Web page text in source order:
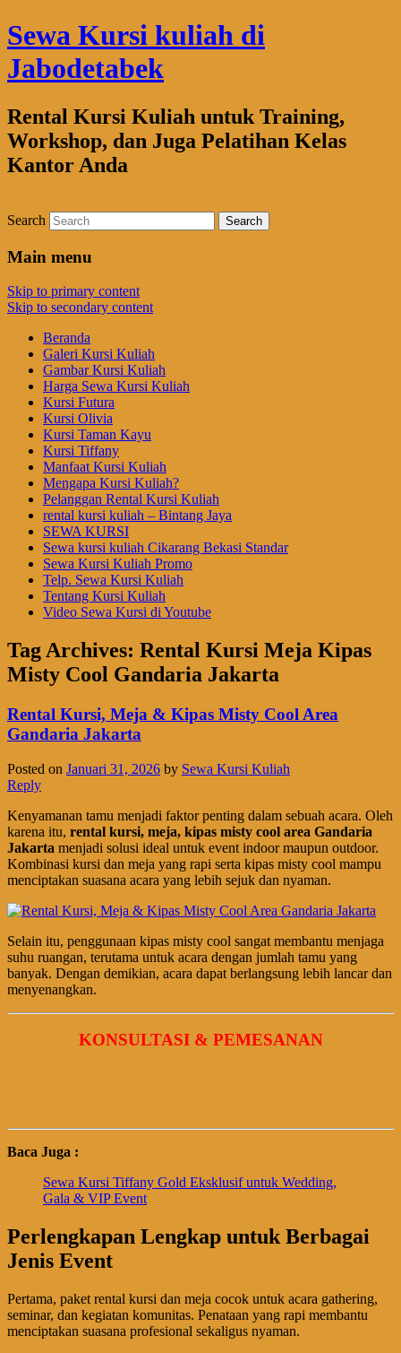
Sewa Kursi kuliah di
Jabodetabek
Rental Kursi Kuliah untuk Training,
Workshop, dan Juga Pelatihan Kelas
Kantor Anda
Search
Main menu
Skip to primary content
Skip to secondary content
Beranda
Galeri Kursi Kuliah
Gambar Kursi Kuliah
Harga Sewa Kursi Kuliah
Kursi Futura
Kursi Olivia
Kursi Taman Kayu
Kursi Tiffany
Manfaat Kursi Kuliah
Mengapa Kursi Kuliah?
Pelanggan Rental Kursi Kuliah
rental kursi kuliah – Bintang Jaya
SEWA KURSI
Sewa kursi kuliah Cikarang Bekasi Standar
Sewa Kursi Kuliah Promo
Telp. Sewa Kursi Kuliah
Tentang Kursi Kuliah
Video Sewa Kursi di Youtube
Tag Archives: Rental Kursi Meja Kipas
Misty Cool Gandaria Jakarta
Rental Kursi, Meja & Kipas Misty Cool Area
Gandaria Jakarta
Posted on Januari 31, 2026 by Sewa Kursi Kuliah
Reply
Kenyamanan tamu menjadi faktor penting dalam sebuah acara. Oleh
karena itu, rental kursi, meja, kipas misty cool area Gandaria
Jakarta menjadi solusi ideal untuk event indoor maupun outdoor.
Kombinasi kursi dan meja yang rapi serta kipas misty cool mampu
menciptakan suasana acara yang lebih sejuk dan nyaman.
Selain itu, penggunaan kipas misty cool sangat membantu menjaga
suhu ruangan, terutama untuk acara dengan jumlah tamu yang
banyak. Dengan demikian, acara dapat berlangsung lebih lancar dan
menyenangkan.
KONSULTASI & PEMESANAN
Baca Juga :
Sewa Kursi Tiffany Gold Eksklusif untuk Wedding,
Gala & VIP Event
Perlengkapan Lengkap untuk Berbagai
Jenis Event
Pertama, paket rental kursi dan meja cocok untuk acara gathering,
seminar, dan kegiatan komunitas. Penataan yang rapi membantu
menciptakan suasana profesional sekaligus nyaman.